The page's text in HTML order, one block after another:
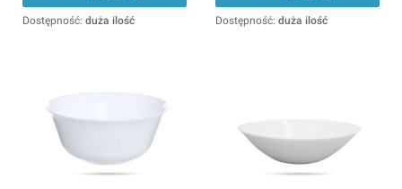
Dostępność: duża ilość Dostępność: duża ilość